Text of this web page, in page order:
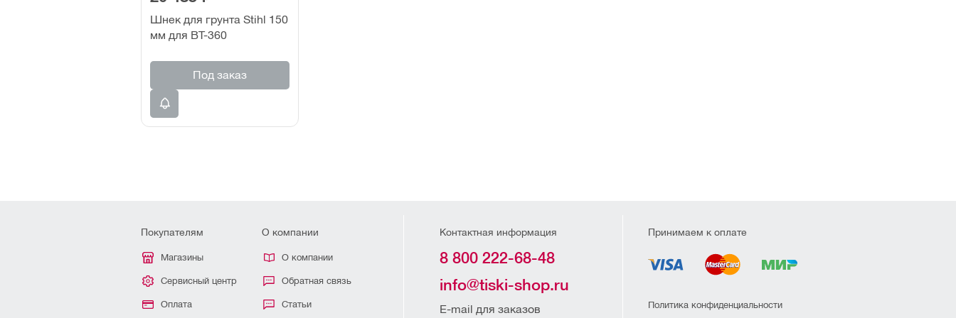
Шнек для грунта Stihl 150
мм для ВТ-360
Под заказ
Покупателям
Магазины
Сервисный центр
Оплата
О компании
О компании
Обратная связь
Статьи
Контактная информация
8 800 222-68-48
info@tiski-shop.ru
E-mail для заказов
Принимаем к оплате
Политика конфиденциальности